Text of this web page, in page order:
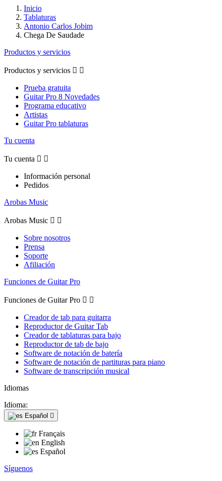
Inicio
Tablaturas
Antonio Carlos Jobim
Chega De Saudade
Productos y servicios
Productos y servicios  
Prueba gratuita
Guitar Pro 8 Novedades
Programa educativo
Artistas
Guitar Pro tablaturas
Tu cuenta
Tu cuenta  
Información personal
Pedidos
Arobas Music
Arobas Music  
Sobre nosotros
Prensa
Soporte
Afiliación
Funciones de Guitar Pro
Funciones de Guitar Pro  
Creador de tab para guitarra
Reproductor de Guitar Tab
Creador de tablaturas para bajo
Reproductor de tab de bajo
Software de notación de batería
Software de notación de partituras para piano
Software de transcripción musical
Idiomas
Idioma:
Español 
Français
English
Español
Síguenos